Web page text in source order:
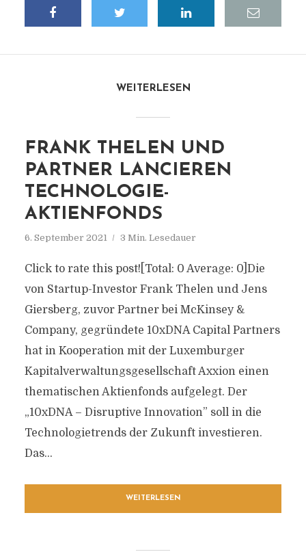
WEITERLESEN
FRANK THELEN UND
PARTNER LANCIEREN
TECHNOLOGIE-
AKTIENFONDS
6. September 2021 3 Min. Lesedauer
Click to rate this post![Total: 0 Average: 0]Die
von Startup-Investor Frank Thelen und Jens
Giersberg, zuvor Partner bei McKinsey &
Company, gegründete 10xDNA Capital Partners
hat in Kooperation mit der Luxemburger
Kapitalverwaltungsgesellschaft Axxion einen
thematischen Aktienfonds aufgelegt. Der
„10xDNA – Disruptive Innovation” soll in die
Technologietrends der Zukunft investieren.
Das...
WEITERLESEN